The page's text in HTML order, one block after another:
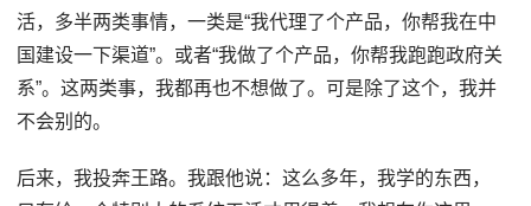
活，多半两类事情，一类是“我代理了个产品，你帮我在中
国建设一下渠道”。或者“我做了个产品，你帮我跑跑政府关
系”。这两类事，我都再也不想做了。可是除了这个，我并
不会别的。
后来，我投奔王路。我跟他说：这么多年，我学的东西，